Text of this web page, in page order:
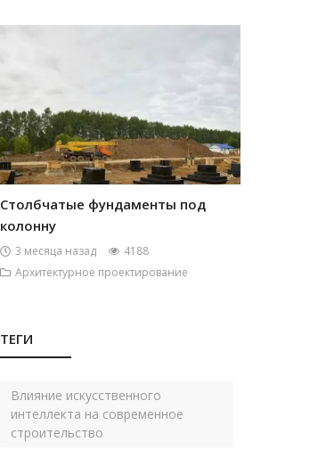
Столбчатые фундаменты под
колонну
3 месяца назад
4188
Архитектурное проектирование
ТЕГИ
Влияние искусственного
интеллекта на современное
строительство